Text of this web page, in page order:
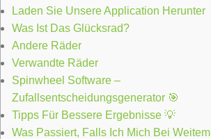
Laden Sie Unsere Application Herunter
Was Ist Das Glücksrad?
Andere Räder
Verwandte Räder
Spinwheel Software –
Zufallsentscheidungsgenerator 🎯
Tipps Für Bessere Ergebnisse 💡
Was Passiert, Falls Ich Mich Bei Weitem